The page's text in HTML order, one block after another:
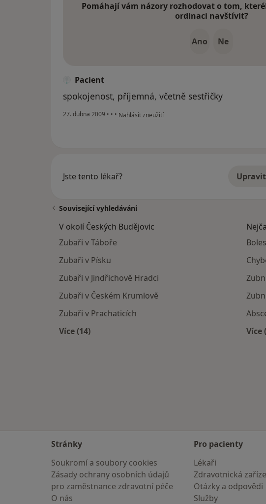
Pomáhají vám názory rozhodovat o tom,
ordinaci navštívit?
Ano Ne
Pacient
spokojenost, příjemná, včetně sestřičky
27. dubna 2009 • • • podle názoru uživatele Pacient
Nahlásit zneužití
Jste tento lékař?
Související vyhledávání
V okolí Českých Budějovic
Zubaři v Táboře
Zubaři v Písku
Zubaři v Jindřichově Hradci
Zubaři v Českém Krumlově
Zubaři v Prachaticích
Více (14)
Více
Stránky
Soukromí a soubory cookies
Zásady ochrany osobních údajů
pro zaměstnance zdravotní péče
O nás
Pro pacienty
Lékaři
Zdravotnická
Otázky a odpovědi
Služby